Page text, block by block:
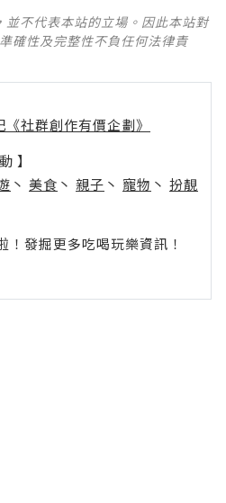
不代表本站的立場。因此本站對
確性及完整性不負任何法律責
《社群創作有價企劃》
】
丶 美食 丶 親子 丶 寵物 丶 扮靚
發掘更多吃喝玩樂資訊！